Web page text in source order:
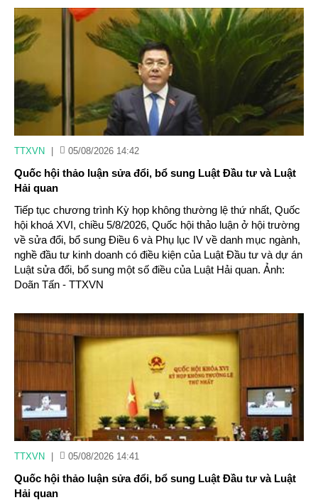
TTXVN 05/08/2026 14:42
Quốc hội thảo luận sửa đổi, bổ sung Luật Đầu tư và Luật
Hải quan
Tiếp tục chương trình Kỳ họp không thường lệ thứ nhất, Quốc
hội khoá XVI, chiều 5/8/2026, Quốc hội thảo luận ở hội trường
về sửa đổi, bổ sung Điều 6 và Phụ lục IV về danh mục ngành,
nghề đầu tư kinh doanh có điều kiện của Luật Đầu tư và dự án
Luật sửa đổi, bổ sung một số điều của Luật Hải quan. Ảnh:
Doãn Tấn - TTXVN
TTXVN 05/08/2026 14:41
Quốc hội thảo luận sửa đổi, bổ sung Luật Đầu tư và Luật
Hải quan